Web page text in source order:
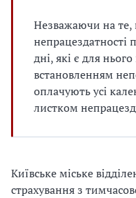
Незважаючи на те,
непрацездатності
дні, які є для
встановленням
оплачують усі
листком
Київське міське
страхування з